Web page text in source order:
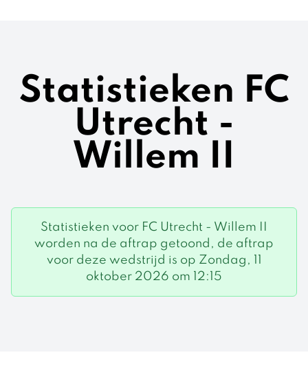
Statistieken FC
Utrecht -
Willem II
Statistieken voor FC Utrecht - Willem II
worden na de aftrap getoond, de aftrap
voor deze wedstrijd is op Zondag, 11
oktober 2026 om 12:15